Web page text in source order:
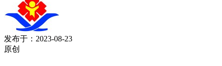
发布于：2023-08-23
原创